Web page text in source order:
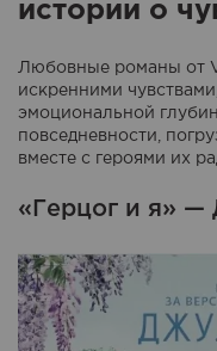
истории о
Любовные романы от
искренними
эмоциональной
повседневности,
вместе с героями их
«Герцог и я»